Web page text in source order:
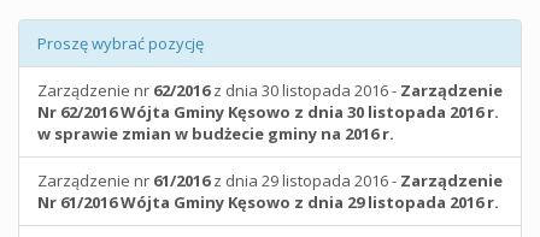
Proszę wybrać pozycję
Zarządzenie nr 62/2016z dnia 30 listopada 2016 - Zarządzenie
Nr 62/2016 Wójta Gminy Kęsowo z dnia 30 listopada 2016 r.
w sprawie zmian w budżecie gminy na 2016 r.
Zarządzenie nr 61/2016z dnia 29 listopada 2016 - Zarządzenie
Nr 61/2016 Wójta Gminy Kęsowo z dnia 29 listopada 2016 r.